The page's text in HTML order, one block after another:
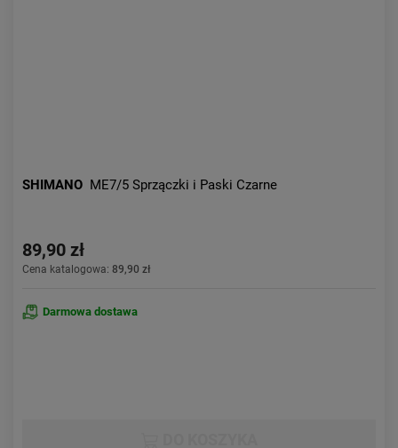
SHIMANO ME7/5 Sprzączki i Paski Czarne
89,90 zł
Cena katalogowa: 89,90 zł
Darmowa dostawa